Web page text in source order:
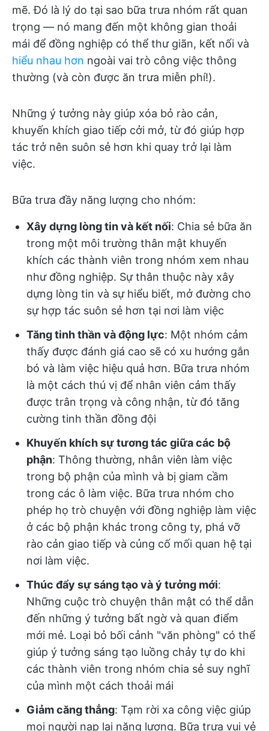
mẽ. Đó là lý do tại sao bữa trưa nhóm rất quan
trọng — nó mang đến một không gian thoải
mái để đồng nghiệp có thể thư giãn, kết nối và
hiểu nhau hơn ngoài vai trò công việc thông
thường (và còn được ăn trưa miễn phí!).
Những ý tưởng này giúp xóa bỏ rào cản,
khuyến khích giao tiếp cởi mở, từ đó giúp hợp
tác trở nên suôn sẻ hơn khi quay trở lại làm
việc.
Bữa trưa đầy năng lượng cho nhóm:
Xây dựng lòng tin và kết nối: Chia sẻ bữa ăn
trong một môi trường thân mật khuyến
khích các thành viên trong nhóm xem nhau
như đồng nghiệp. Sự thân thuộc này xây
dựng lòng tin và sự hiểu biết, mở đường cho
sự hợp tác suôn sẻ hơn tại nơi làm việc
Tăng tinh thần và động lực: Một nhóm cảm
thấy được đánh giá cao sẽ có xu hướng gắn
bó và làm việc hiệu quả hơn. Bữa trưa nhóm
là một cách thú vị để nhân viên cảm thấy
được trân trọng và công nhận, từ đó tăng
cường tinh thần đồng đội
Khuyến khích sự tương tác giữa các bộ
phận: Thông thường, nhân viên làm việc
trong bộ phận của mình và bị giam cầm
trong các ô làm việc. Bữa trưa nhóm cho
phép họ trò chuyện với đồng nghiệp làm việc
ở các bộ phận khác trong công ty, phá vỡ
rào cản giao tiếp và củng cố mối quan hệ tại
nơi làm việc.
Thúc đẩy sự sáng tạo và ý tưởng mới:
Những cuộc trò chuyện thân mật có thể dẫn
đến những ý tưởng bất ngờ và quan điểm
mới mẻ. Loại bỏ bối cảnh "văn phòng" có thể
giúp ý tưởng sáng tạo luồng chảy tự do khi
các thành viên trong nhóm chia sẻ suy nghĩ
của mình một cách thoải mái
Giảm căng thẳng: Tạm rời xa công việc giúp
mọi người nạp lại năng lượng. Bữa trưa vui vẻ